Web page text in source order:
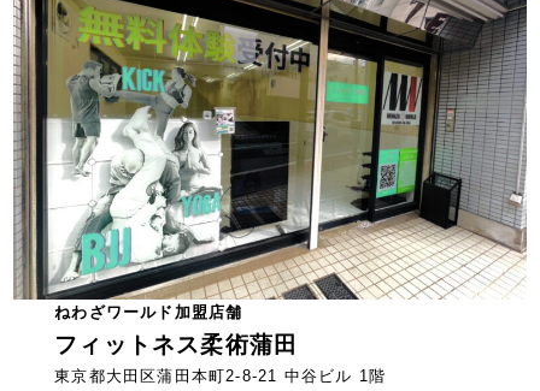
ねわざワールド加盟店舗
フィットネス柔術蒲田
東京都大田区蒲田本町2-8-21 中谷ビル 1階